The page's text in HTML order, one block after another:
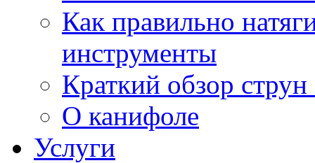
Как правильно
инструменты
Краткий обзор
О канифоле
Услуги